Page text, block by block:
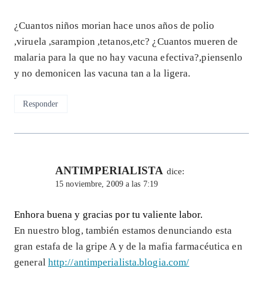
¿Cuantos niños morian hace unos años de polio
,viruela ,sarampion ,tetanos,etc? ¿Cuantos mueren de
malaria para la que no hay vacuna efectiva?,piensenlo
y no demonicen las vacuna tan a la ligera.
Responder
ANTIMPERIALISTA dice:
15 noviembre, 2009 a las 7:19
Enhora buena y gracias por tu valiente labor.
En nuestro blog, también estamos denunciando esta
gran estafa de la gripe A y de la mafia farmacéutica en
general http://antimperialista.blogia.com/